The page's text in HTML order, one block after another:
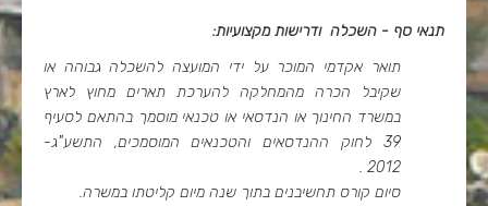
תנאי סף - השכלה ודרישות מקצועיות:
תואר אקדמי המוכר על ידי המועצה להשכלה גבוהה או
שקיבל הכרה מהמחלקה להערכת תארים מחוץ לארץ
במשרד החינוך או הנדסאי או טכנאי מוסמך בהתאם לסעיף
39 לחוק ההנדסאים והטכנאים המוסמכים, התשע"ג-
2012 .
סיום קורס תחשיבנים בתוך שנה מיום קליטתו במשרה.